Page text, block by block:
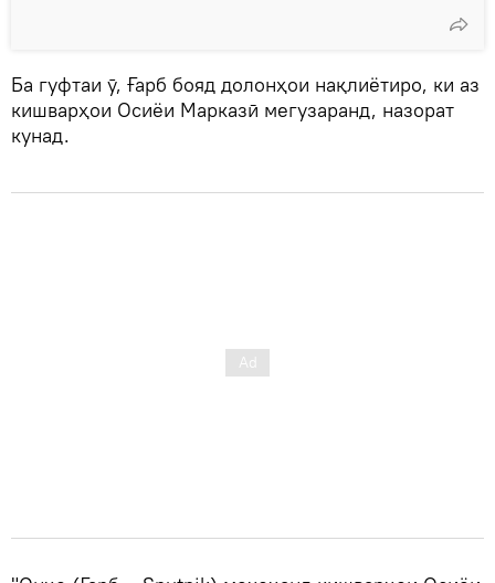
Ба гуфтаи ӯ, Ғарб бояд долонҳои нақлиётиро, ки аз
кишварҳои Осиёи Марказӣ мегузаранд, назорат
кунад.